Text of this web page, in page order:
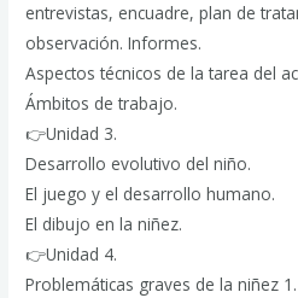
entrevistas, encuadre, plan de
observación. Informes.
Aspectos técnicos de la tarea del
Ámbitos de trabajo.
👉Unidad 3.
Desarrollo evolutivo del niño.
El juego y el desarrollo humano.
El dibujo en la niñez.
👉Unidad 4.
Problemáticas graves de la niñez 1.